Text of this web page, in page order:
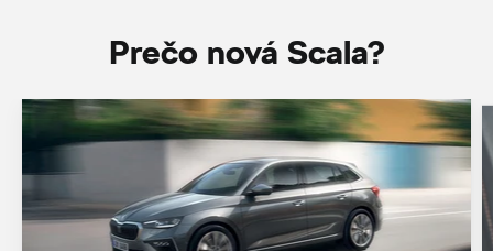
Prečo nová Scala?